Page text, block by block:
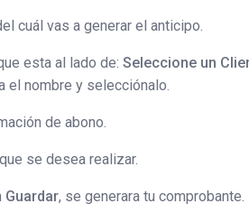
cuál vas a generar el anticipo.
esta al lado de:Seleccione un
el nombre y selecciónalo.
de abono.
se desea realizar.
Guardar, se generara tu comprobante.